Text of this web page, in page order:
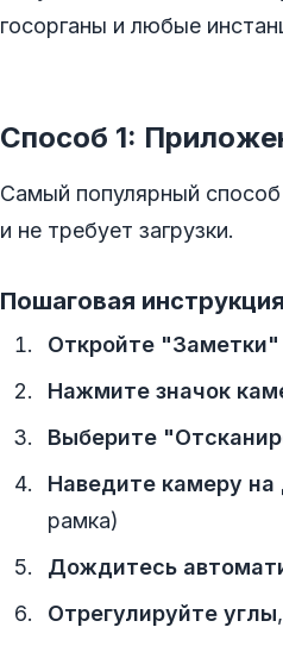
госорганы и любые
Способ 1:
Самый популярный
и не требует загрузки.
Пошаговая инструкция
Откройте "Заметки"
Нажмите значок
Выберите
Наведите камеру на
рамка)
Дождитесь
Отрегулируйте углы